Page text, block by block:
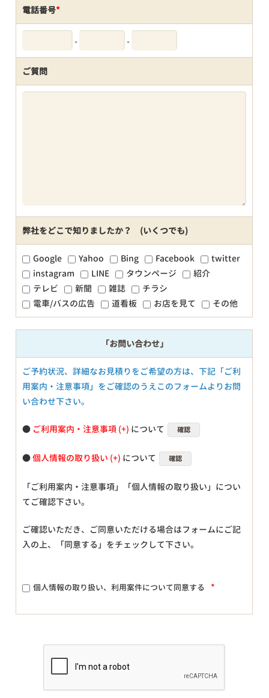
電話番号*
- -
ご質問
弊社をどこで知りましたか？ (いくつでも)
Google Yahoo Bing Facebook
twitter
instagram
LINE タウンページ
紹介
テレビ
新聞 雑誌
チラシ
電車/バスの広告
道看板 お店を見て その他
「お問い合わせ」
ご予約状況、詳細なお見積りをご希望の方は、下記「ご利
用案内・注意事項」をご確認のうえこのフォームよりお問
い合わせ下さい。
● ご利用案内・注意事項 について 確認
●個人情報の取り扱い について 確認
「ご利用案内・注意事項」「個人情報の取り扱い」につい
てご確認下さい。
ご確認いただき、ご同意いただける場合はフォームにご記
入の上、「同意する」をチェックして下さい。
個人情報の取り扱い、利用案件について同意する *